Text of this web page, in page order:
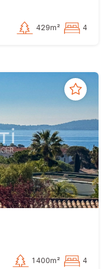
429m² 4
1 400m² 4